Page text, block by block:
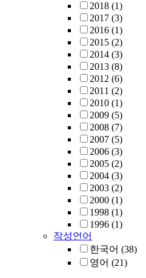
2018 (1)
2017 (3)
2016 (1)
2015 (2)
2014 (3)
2013 (8)
2012 (6)
2011 (2)
2010 (1)
2009 (5)
2008 (7)
2007 (5)
2006 (3)
2005 (2)
2004 (3)
2003 (2)
2000 (1)
1998 (1)
1996 (1)
작성언어
한국어 (38)
영어 (21)